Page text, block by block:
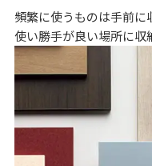
頻繁に使うものは手前に
使い勝手が良い場所に収